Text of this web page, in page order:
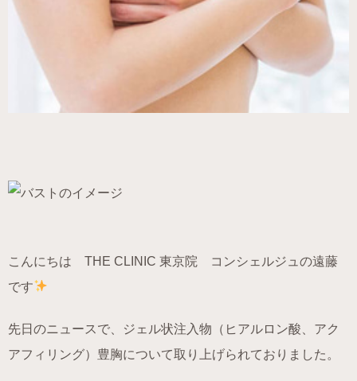
こんにちは THE CLINIC 東京院 コンシェルジュの遠藤
です
先日のニュースで、ジェル状注入物（ヒアルロン酸、アク
アフィリング）豊胸について取り上げられておりました。